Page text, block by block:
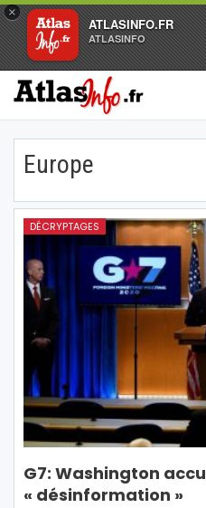
×
ATLASINFO.FR
ATLASINFO
Europe
DÉCRYPTAGES
G7: Washington
« désinformation »